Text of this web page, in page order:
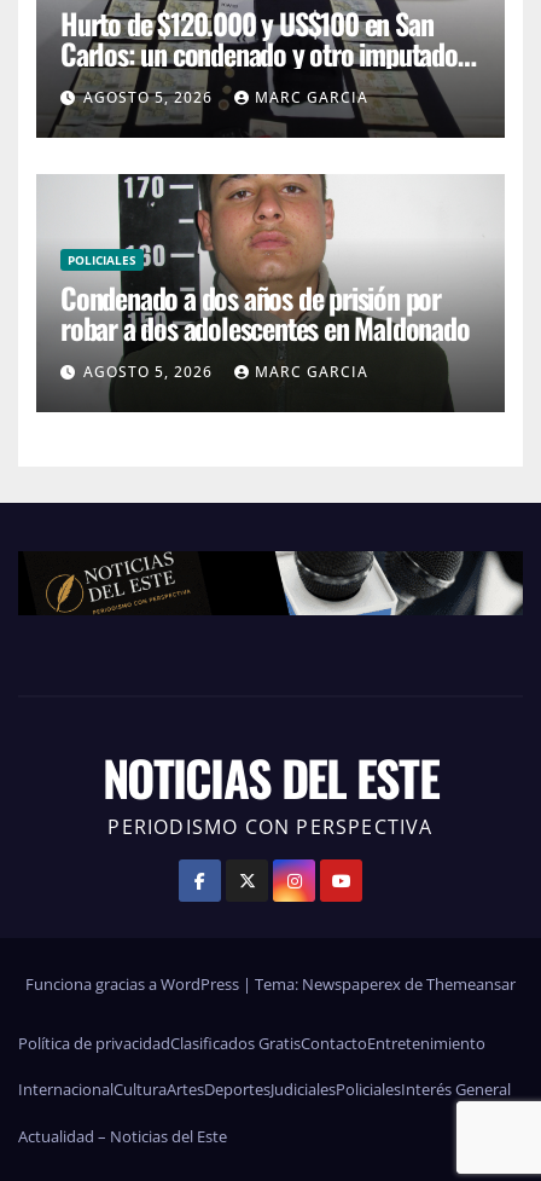
Hurto de $120.000 y US$100 en San
Carlos: un condenado y otro imputado
con prisión preventiva
AGOSTO 5, 2026 MARC GARCIA
POLICIALES
Condenado a dos años de prisión por
robar a dos adolescentes en Maldonado
AGOSTO 5, 2026 MARC GARCIA
NOTICIAS DEL ESTE
PERIODISMO CON PERSPECTIVA
Funciona gracias a WordPress | Tema: Newspaperex deThemeansar
Política de privacidadClasificados GratisContactoEntretenimiento
InternacionalCulturaArtesDeportesJudicialesPolicialesInterés General
Actualidad – Noticias del Este